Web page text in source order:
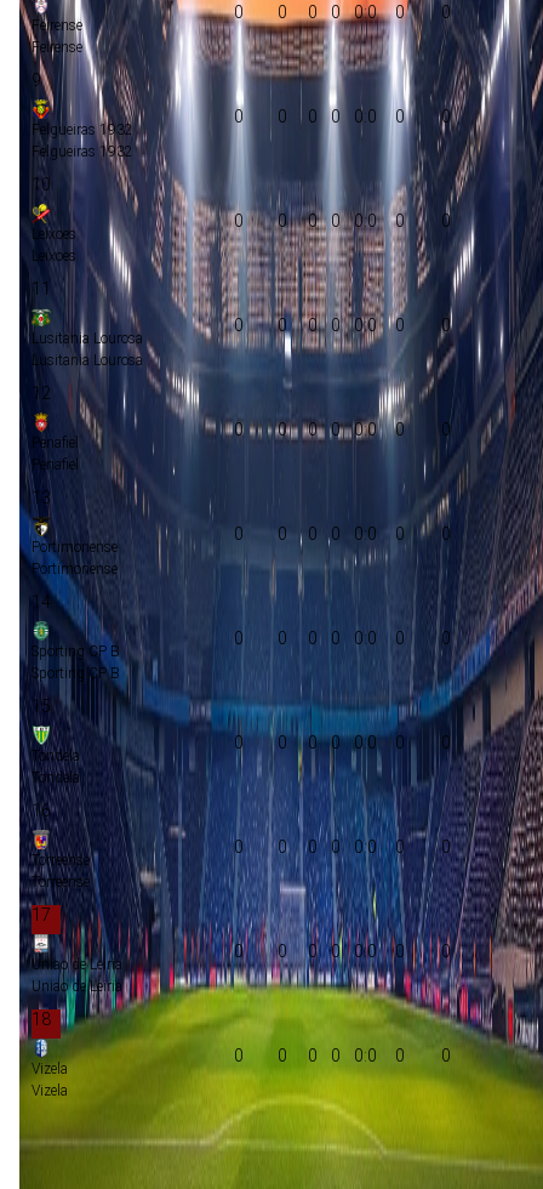
Feirense
Feirense
0 0 0 0 0:0 0 0
9
Felgueiras 1932
Felgueiras 1932
0 0 0 0 0:0 0 0
10
Leixoes
Leixoes
0 0 0 0 0:0 0 0
11
Lusitania Lourosa
Lusitania Lourosa
0 0 0 0 0:0 0 0
12
Penafiel
Penafiel
0 0 0 0 0:0 0 0
13
Portimonense
Portimonense
0 0 0 0 0:0 0 0
14
Sporting CP B
Sporting CP B
0 0 0 0 0:0 0 0
15
Tondela
Tondela
0 0 0 0 0:0 0 0
16
Torreense
Torreense
0 0 0 0 0:0 0 0
17
Uniao de Leiria
Uniao de Leiria
0 0 0 0 0:0 0 0
18
Vizela
Vizela
0 0 0 0 0:0 0 0
Promotie